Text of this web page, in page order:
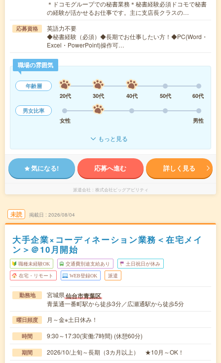
＊ドコモグループでの秘書業務＊秘書経験必須ドコモで秘書
の経験が活かせるお仕事です。主に支店長クラスの…
応募資格
英語力不要
◆秘書経験（必須）◆長期でお仕事したい方！◆PC(Word・
Excel・PowerPoint)操作可…
職場の雰囲気
年齢層
20代
30代 40代 50代
60代
男女比率
女性
男性
もっと見る
気になる! 応募へ進む 詳しく見る
派遣会社 株式会社ビッグアビリティ
未読 掲載日 2026/08/04
大手企業×コーディネーション業務＜在宅メイ
ン＞＠10月開始
職種未経験OK 交通費別途支給あり 土日祝日が休み
在宅・リモート WEB登録OK 派遣
勤務地 宮城県仙台市青葉区
青葉通一番町駅から徒歩3分／広瀬通駅から徒歩5分
曜日頻度 月～金※土日休み！
時間 9:30～17:30(実働:7時間) (休憩60分)
期間 2026/10/上旬～長期（3カ月以上） ★10月～OK！